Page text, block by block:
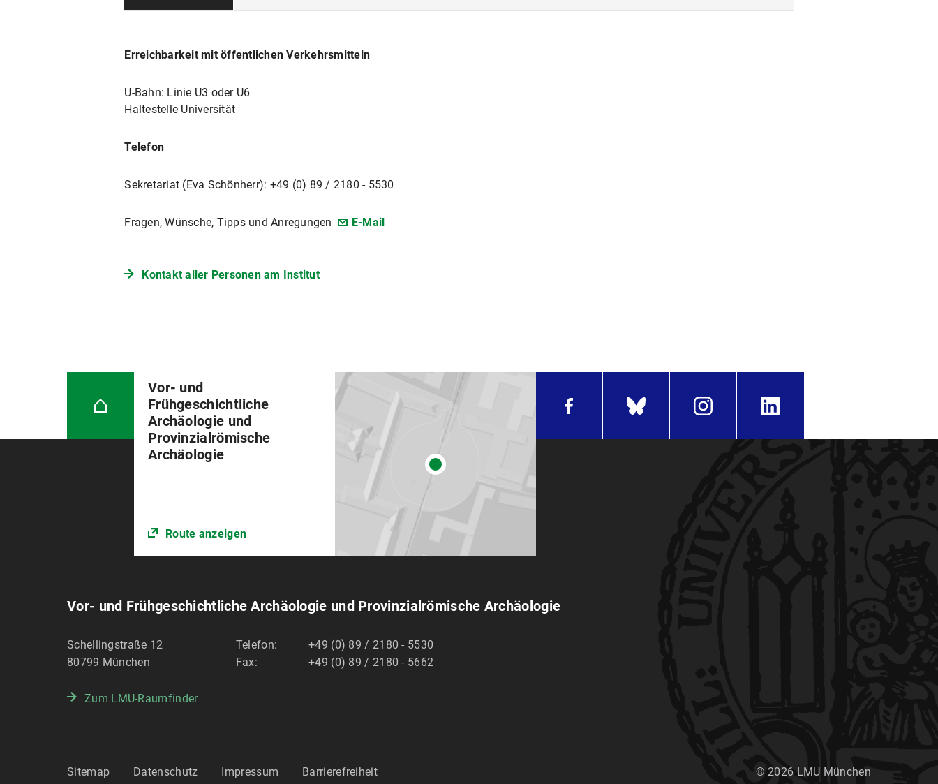
Erreichbarkeit mit öffentlichen Verkehrsmitteln
U-Bahn: Linie U3 oder U6
Haltestelle Universität
Telefon
Sekretariat (Eva Schönherr): +49 (0) 89 / 2180 - 5530
Fragen, Wünsche, Tipps und Anregungen E-Mail
Kontakt aller Personen am Institut
Vor- und
Frühgeschichtliche
Archäologie und
Provinzialrömische
Archäologie
Route anzeigen
Vor- und Frühgeschichtliche Archäologie und Provinzialrömische Archäologie
Schellingstraße 12
80799 München
Telefon:
+49 (0) 89 / 2180 - 5530
Fax:
+49 (0) 89 / 2180 - 5662
Zum LMU-Raumfinder
Sitemap Datenschutz Impressum Barrierefreiheit © 2026 LMU München